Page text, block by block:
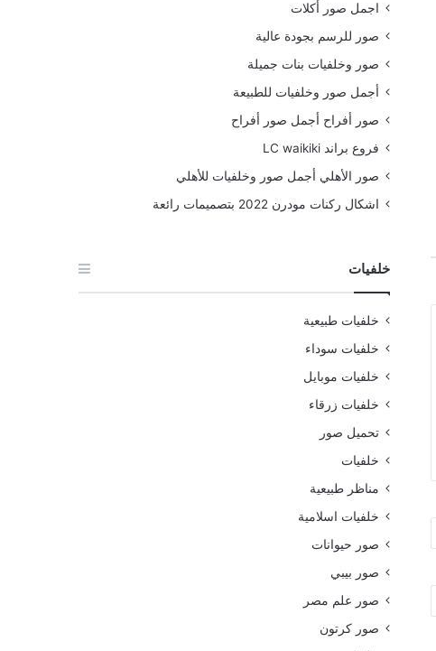
اجمل صور أكلات
صور للرسم بجودة عالية
صور وخلفيات بنات جميلة
أجمل صور وخلفيات للطبيعة
صور أفراح أجمل صور أفراح
فروع براند LC waikiki
صور الأهلي أجمل صور وخلفيات للأهلي
اشكال ركنات مودرن 2022 بتصميمات رائعة
خلفيات
خلفيات طبيعية
خلفيات سوداء
خلفيات موبايل
خلفيات زرقاء
تحميل صور
خلفيات
مناظر طبيعية
خلفيات اسلامية
صور حيوانات
صور بيبي
صور علم مصر
صور كرتون